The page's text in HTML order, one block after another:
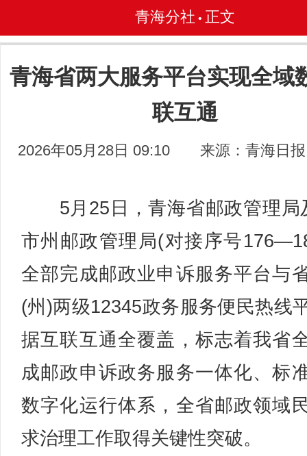
青海分社 • 正文
青海省两大服务平台实现全域
联互通
2026年05月28日 09:10 来源：青海日报
5月25日，青海省邮政管理局
市州邮政管理局(对接序号
全部完成邮政业申诉服务平台与
(州)两级12345政务服务便民热线
据互联互通全覆盖，标志着我省
成邮政申诉政务服务一体化、标
数字化运行体系，全省邮政领域
求治理工作取得关键性突破。